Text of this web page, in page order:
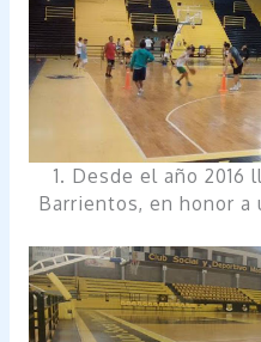
1. Desde el año 2016
Barrientos, en honor a